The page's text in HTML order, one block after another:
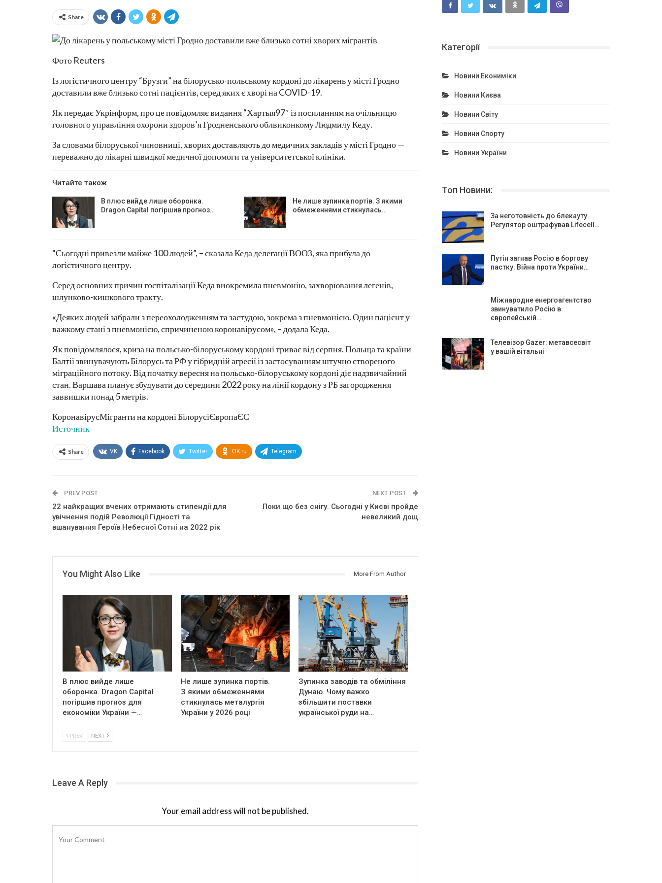
Share
Фото Reuters
Із логістичного центру “Брузги” на білорусько-польському кордоні до лікарень у місті Гродно
доставили вже близько сотні пацієнтів, серед яких є хворі на COVID-19.
Як передає Укрінформ, про це повідомляє видання “Хартыя97″ із посиланням на очільницю
головного управління охорони здоров’я Гродненського облвиконкому Людмилу Кеду.
За словами білоруської чиновниці, хворих доставляють до медичних закладів у місті Гродно —
переважно до лікарні швидкої медичної допомоги та університетської клініки.
Читайте також
В плюс вийде лише оборонка.
Dragon Capital погіршив прогноз…
Не лише зупинка портів. З якими
обмеженнями стикнулась…
“Сьогодні привезли майже 100 людей”, – сказала Кеда делегації ВООЗ, яка прибула до
логістичного центру.
Серед основних причин госпіталізації Кеда виокремила пневмонію, захворювання легенів,
шлунково-кишкового тракту.
«Деяких людей забрали з переохолодженням та застудою, зокрема з пневмонією. Один пацієнт у
важкому стані з пневмонією, спричиненою коронавірусом», – додала Кеда.
Як повідомлялося, криза на польсько-білоруському кордоні триває від серпня. Польща та країни
Балтії звинувачують Білорусь та РФ у гібридній агресії із застосуванням штучно створеного
міграційного потоку. Від початку вересня на польсько-білоруському кордоні діє надзвичайний
стан. Варшава планує збудувати до середини 2022 року на лінії кордону з РБ загородження
заввишки понад 5 метрів.
КоронавірусМігранти на кордоні БілорусіЄвропаЄС
Источник
Share VK Facebook Twitter OK.ru Telegram
PREV POST
22 найкращих вчених отримають стипендії для
увічнення подій Революції Гідності та
вшанування Героїв Небесної Сотні на 2022 рік
NEXT POST
Поки що без снігу. Сьогодні у Києві пройде
невеликий дощ
You Might Also Like More From Author
В плюс вийде лише
оборонка. Dragon Capital
погіршив прогноз для
економіки України —…
Не лише зупинка портів.
З якими обмеженнями
стикнулась металургія
України у 2026 році
Зупинка заводів та обміління
Дунаю. Чому важко
збільшити поставки
української руди на…
PREV NEXT
Leave A Reply
Your email address will not be published.
Категорії
Новини Екониміки
Новини Києва
Новини Світу
Новини Спорту
Новини України
Топ Новини:
За неготовність до блекауту.
Регулятор оштрафував Lifecell…
Путін загнав Росію в боргову
пастку. Війна проти України…
Міжнародне енергоагентство
звинуватило Росію в
європейській…
Телевізор Gazer: метавсесвіт
у вашій вітальні